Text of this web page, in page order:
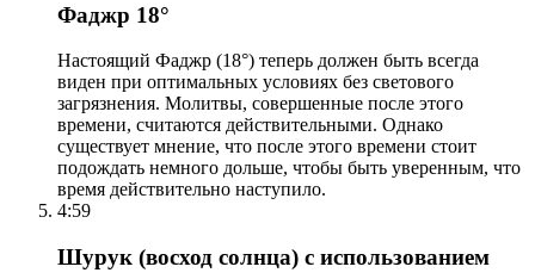
Фаджр 18°
Настоящий Фаджр (18°) теперь должен быть всегда
виден при оптимальных условиях без светового
загрязнения. Молитвы, совершенные после этого
времени, считаются действительными. Однако
существует мнение, что после этого времени стоит
подождать немного дольше, чтобы быть уверенным, что
время действительно наступило.
4:59
Шурук (восход солнца) с использованием